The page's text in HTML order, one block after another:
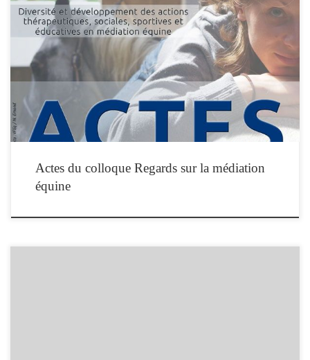
Les actes du colloque 2014 « Regard sur la médiation équine » sont disponibles en
ligne, ci-dessous, aux formats PDF et eBook. Edités sous la direction de Nicolas
Emond par l’Institut de Formation en Equithérapie, ils sont publiés sous licence CC
BY-NC-ND 4.0, ce qui vous autorise à les reproduire, citer et […]
Actes du colloque Regards sur la médiation
équine